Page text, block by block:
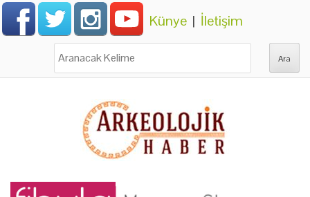
Künye | İletişim